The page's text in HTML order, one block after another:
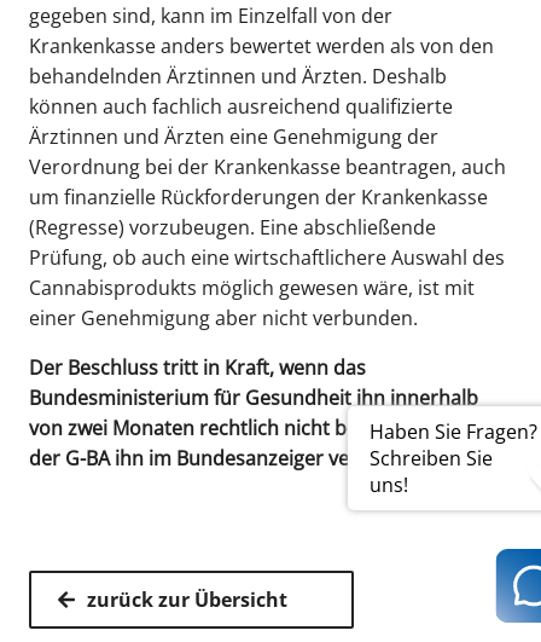
Haben Sie Fragen?
Schreiben Sie
uns!
gegeben sind, kann im Einzelfall von der
Krankenkasse anders bewertet werden als von den
behandelnden Ärztinnen und Ärzten. Deshalb
können auch fachlich ausreichend qualifizierte
Ärztinnen und Ärzten eine Genehmigung der
Verordnung bei der Krankenkasse beantragen, auch
um finanzielle Rückforderungen der Krankenkasse
(Regresse) vorzubeugen. Eine abschließende
Prüfung, ob auch eine wirtschaftlichere Auswahl des
Cannabisprodukts möglich gewesen wäre, ist mit
einer Genehmigung aber nicht verbunden.
Der Beschluss tritt in Kraft, wenn das
Bundesministerium für Gesundheit ihn innerhalb
von zwei Monaten rechtlich nicht beanstandet und
der G-BA ihn im Bundesanzeiger veröffentlicht hat.
zurück zur Übersicht